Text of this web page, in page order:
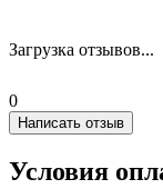
Загрузка отзывов...
0
Написать отзыв
Условия